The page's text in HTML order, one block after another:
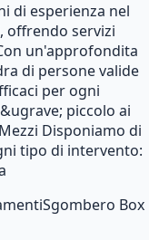
di esperienza nel
offrendo servizi
un'approfondita
di persone valide
per ogni
piccolo ai
Disponiamo di
tipo di intervento:
Sgombero Box